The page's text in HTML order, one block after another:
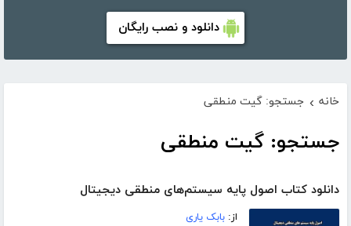
دانلود و نصب رایگان
خانه › جستجو: گیت منطقی
جستجو: گیت منطقی
دانلود کتاب اصول پایه سیستم‌های منطقی دیجیتال
از:بابک یاری